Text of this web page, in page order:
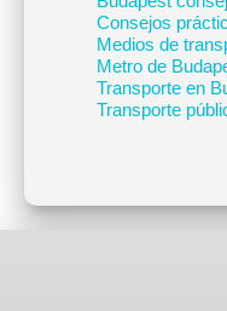
Consejos
Medios de
Metro de
Transporte en
Transporte